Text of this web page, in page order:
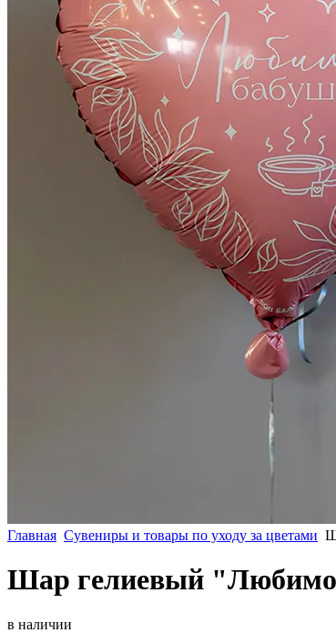
Главная Сувениры и товары по уходу за цветами
Шар гелиевый
в наличии